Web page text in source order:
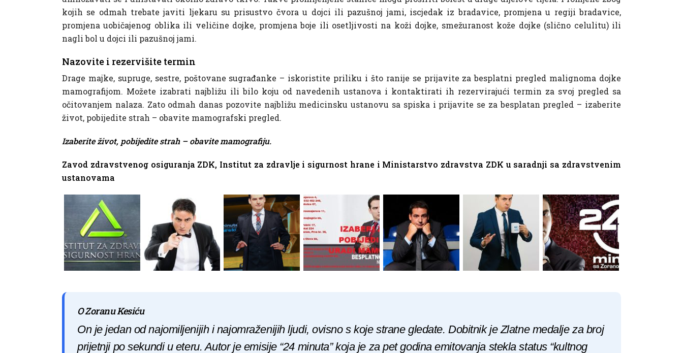
kojih se odmah trebate javiti ljekaru su prisustvo čvora u dojci ili pazušnoj jami, iscjedak iz bradavice, promjena u regiji bradavice,
promjena uobičajenog oblika ili veličine dojke, promjena boje ili osetljivosti na koži dojke, smežuranost kože dojke (slično celulitu) ili
nagli bol u dojci ili pazušnoj jami.
Nazovite i rezervišite termin
Drage majke, supruge, sestre, poštovane sugrađanke – iskoristite priliku i što ranije se prijavite za besplatni pregled malignoma dojke
mamografijom. Možete izabrati najbližu ili bilo koju od navedenih ustanova i kontaktirati ih rezervirajući termin za svoj pregled sa
očitovanjem nalaza. Zato odmah danas pozovite najbližu medicinsku ustanovu sa spiska i prijavite se za besplatan pregled – izaberite
život, pobijedite strah – obavite mamografski pregled.
Izaberite život, pobijedite strah – obavite mamografiju.
Zavod zdravstvenog osiguranja ZDK, Institut za zdravlje i sigurnost hrane i Ministarstvo zdravstva ZDK u saradnji sa zdravstvenim
ustanovama
O Zoranu Kesiću
On je jedan od najomiljenijih i najomraženijih ljudi, ovisno s koje strane gledate. Dobitnik je Zlatne medalje za broj
prijetnji po sekundi u eteru. Autor je emisije “24 minuta” koja je za pet godina emitovanja stekla status “kultnog